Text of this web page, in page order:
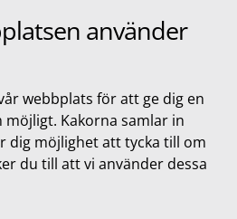
använder
webbplats för att ge dig en
möjligt. Kakorna samlar in
dig möjlighet att tycka till om
du till att vi använder dessa